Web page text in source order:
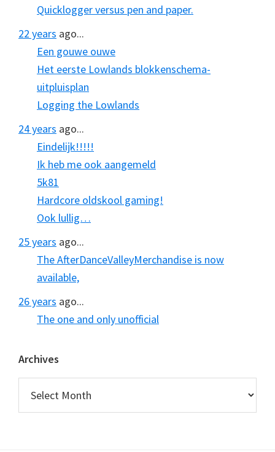
Quicklogger versus pen and paper.
22 years ago...
Een gouwe ouwe
Het eerste Lowlands blokkenschema-
uitpluisplan
Logging the Lowlands
24 years ago...
Eindelijk!!!!!
Ik heb me ook aangemeld
5k81
Hardcore oldskool gaming!
Ook lullig…
25 years ago...
The AfterDanceValleyMerchandise is now
available,
26 years ago...
The one and only unofficial
Archives